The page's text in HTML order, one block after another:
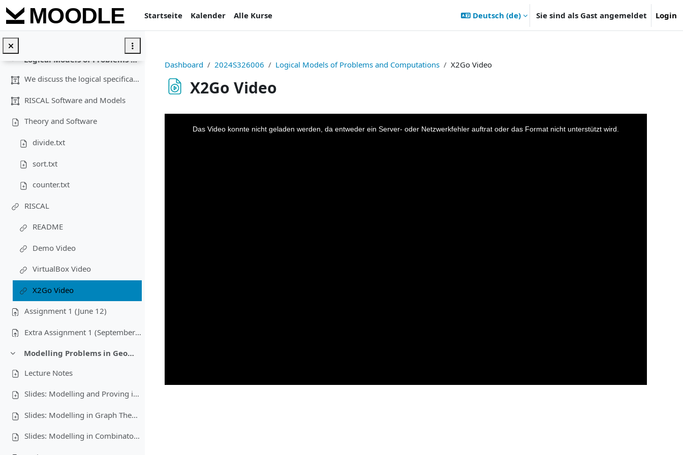
Zum Hauptinhalt
Startseite
Kalender Alle Kurse Deutsch ‎(de)‎ Sie sind als Gast angemeldet Login
Einklappen
Organization
Einklappen
Logical Models of Problems and Computations
We discuss the logical specification of computatio...
RISCAL Software and Models
Theory and Software
divide.txt
sort.txt
counter.txt
RISCAL
README
Demo Video
VirtualBox Video
X2Go Video
Assignment 1 (June 12)
Extra Assignment 1 (September 30)
Einklappen
Modelling Problems in Geometry and Discrete Mathematics
Lecture Notes
Slides: Modelling and Proving in Geometry
Slides: Modelling in Graph Theory
Slides: Modelling in Combinatorial Optimization
Dashboard 2024S326006 Logical Models of Problems and Computations X2Go Video
X2Go Video
Das Video konnte nicht geladen werden, da entweder ein Server- oder Netzwerkfehler auftrat oder das Format nicht unterstützt wird.